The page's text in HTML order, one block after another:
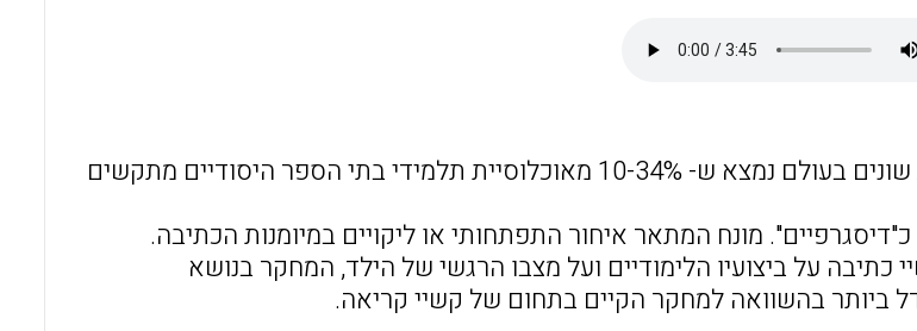
h
p
a
o
m
במחקרים שנערכו במקומות שונים בעולם נמצא ש- 10-34% מאוכלוסיית תלמידי בתי הספר היסודיים מתקשים
מונח המתאר איחור התפתחותי או ליקויים במיומנות הכתיבה.
על ביצועיו הלימודיים ועל מצבו הרגשי של הילד, המחקר בנושא
ביותר בהשוואה למחקר הקיים בתחום של קשיי קריאה.